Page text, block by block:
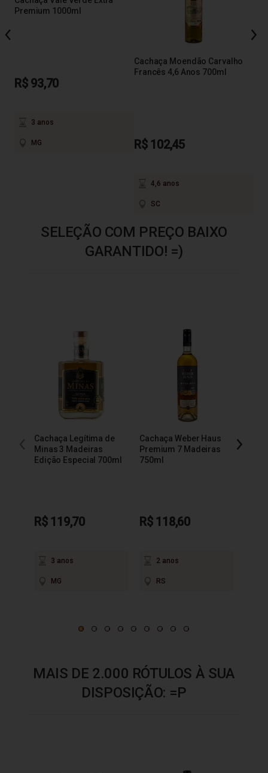
Premium 1000ml
R$ 93,70
3 anos
MG
Cachaça Moendão Carvalho
Francês 4,6 Anos 700ml
R$ 102,45
4,6 anos
SC
SELEÇÃO COM PREÇO BAIXO
GARANTIDO! =)
Cachaça Legítima de
Minas 3 Madeiras
Edição Especial 700ml
R$ 119,70
3 anos
MG
Cachaça Weber Haus
Premium 7 Madeiras
750ml
R$ 118,60
2 anos
RS
MAIS DE 2.000 RÓTULOS À SUA
DISPOSIÇÃO: =P